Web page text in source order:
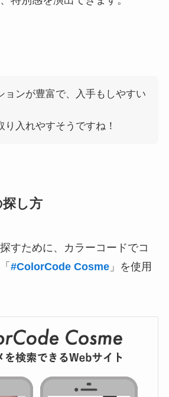
ョンが豊富で、入手もしやすい
入れやすそうですね！
し方
すために、カラーコードでコ
#ColorCode Cosme」を使用